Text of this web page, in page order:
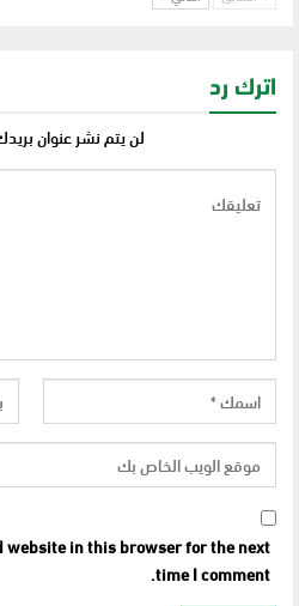
اترك رد
لن يتم نشر عنوان
website in this browser for the next
time I comment.